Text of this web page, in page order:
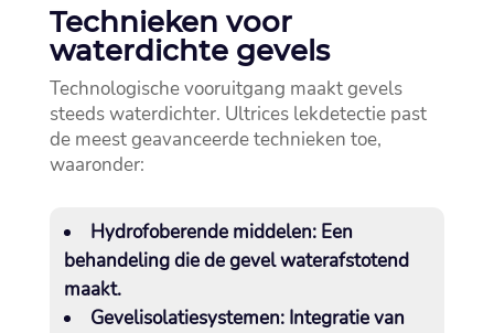
Technieken voor
waterdichte gevels
Technologische vooruitgang maakt gevels
steeds waterdichter.​ Ultrices lekdetectie past
de meest geavanceerde technieken toe,
waaronder:
Hydrofoberende middelen:Een
behandeling die de gevel waterafstotend
maakt.​
Gevelisolatiesystemen:Integratie van